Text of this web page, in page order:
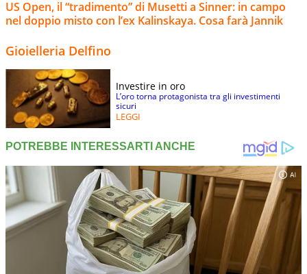
US Open, il “tradimento” di Musetti a Sinner: in campo
nel doppio misto con l’ex Kalinskaya. Cosa farà Jannik
Gioielleria Delfino
Investire in oro
L’oro torna protagonista tra gli investimenti
sicuri
LEGGI